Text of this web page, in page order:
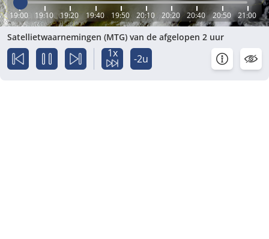
19:00 19:10 19:20 19:40 19:50 20:10 20:20 20:40 20:50 21:00
Satellietwaarnemingen (MTG) van de afgelopen 2 uur
1x -2u